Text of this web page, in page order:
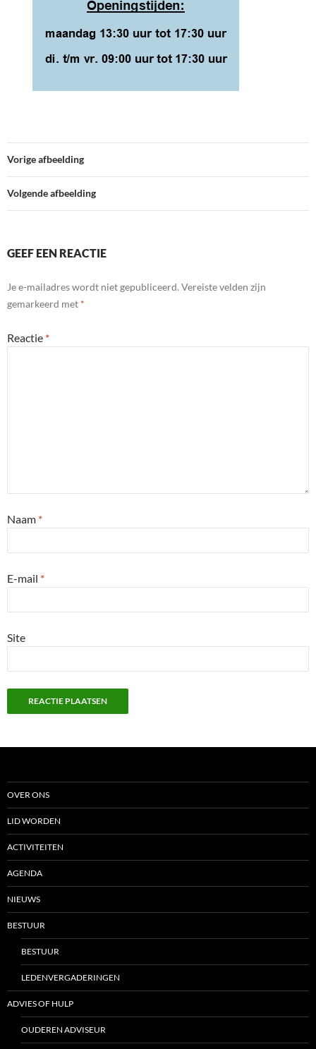
Vorige afbeelding
Volgende afbeelding
GEEF EEN REACTIE
Je e-mailadres wordt niet gepubliceerd. Vereiste velden zijn
gemarkeerd met *
Reactie *
Naam *
E-mail *
Site
OVER ONS
LID WORDEN
ACTIVITEITEN
AGENDA
NIEUWS
BESTUUR
BESTUUR
LEDENVERGADERINGEN
ADVIES OF HULP
OUDEREN ADVISEUR